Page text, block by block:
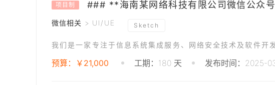
项目制
微信相关 > UI/UE Sketch
预算：￥21,000 工期：180 天 发布时间：2025-